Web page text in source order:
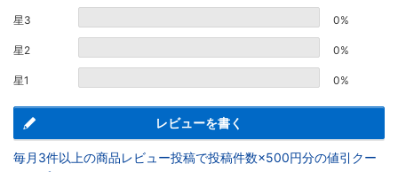
星3 0%
星2 0%
星1 0%
レビューを書く
毎月3件以上の商品レビュー投稿で投稿件数×500円分の値引クー